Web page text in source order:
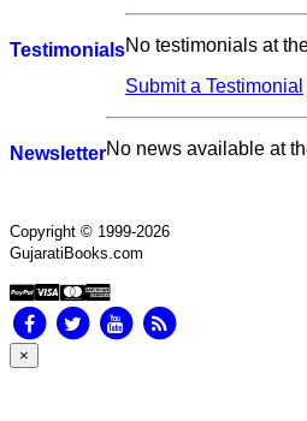
TestimonialsNo testimonials at
Submit a Testimonial
NewsletterNo news available at
Copyright © 1999-2026
GujaratiBooks.com
×